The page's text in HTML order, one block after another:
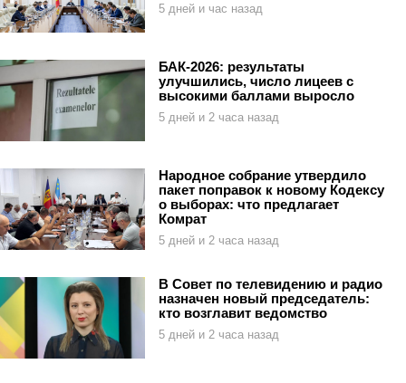
5 дней и час назад
БАК-2026: результаты
улучшились, число лицеев с
высокими баллами выросло
5 дней и 2 часа назад
Народное собрание утвердило
пакет поправок к новому Кодексу
о выборах: что предлагает
Комрат
5 дней и 2 часа назад
В Совет по телевидению и радио
назначен новый председатель:
кто возглавит ведомство
5 дней и 2 часа назад